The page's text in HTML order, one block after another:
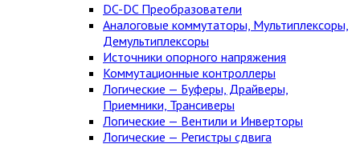
DC-DC Преобразователи
Аналоговые коммутаторы, Мультиплексоры,
Демультиплексоры
Источники опорного напряжения
Коммутационные контроллеры
Логические — Буферы, Драйверы,
Приемники, Трансиверы
Логические — Вентили и Инверторы
Логические — Регистры сдвига